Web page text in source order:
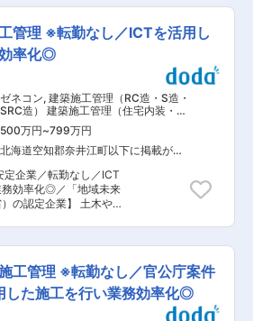
ル作成や、工事全体の
任せしていきます ■入社
と写真の撮影や業者の
ら始めていきます。経
ンターへ1〜2ヵ月間通
でいただくことも可能
働き方改革推進中…「し
ほしい」と考えの下、
す。残業時間の削減
入れて、着々と働く環
。 ・地域に根ざしたあ
地域に密着した事業展
持を得てきました。ア
高い仕事がしたい」と
い舞台になるはずで
だくため転勤はありま
あるので、マイカー通
》、新卒採用における
営、採用面接対応、入
勤怠管理 など 《営業事
な書類の作成、契約書
ってほしい」と考えの
います。残業時間の削
を入れて、着々と働く
す。 ・地域に根ざした
と地域に密着した事業
支持を得てきました。
かな社員が多く、交流
の高い仕事がしたい」
ない舞台になるはずで
腰を据えて働きたい方
だくため転勤はありま
管理 ※転勤なし／ICTを活用し
率化◎
ゼネコン, 建築施工管理（RC造・S造・
SRC造） 建築施工管理（住宅内装・リ
フォーム・インテリア）
500万円~799万円
北海道空知郡奈井江町以下に掲載がな
定企業／転勤なし／ICT
効率化◎／「地域未来
の認定企業】 土木や建
現場関係書類の作成
出書類など） ・施工管
理、安全管理の実施、現
施工図、政策図などの
ち合わせ書類の作成 ・
工管理 ※転勤なし／官公庁案件
した施工を行い業務効率化◎